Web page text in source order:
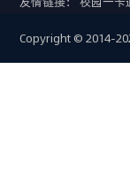
Copyright © 2014-